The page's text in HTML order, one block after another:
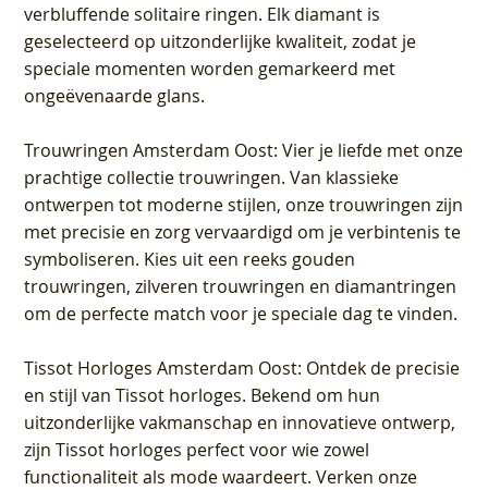
verbluffende solitaire ringen. Elk diamant is
geselecteerd op uitzonderlijke kwaliteit, zodat je
speciale momenten worden gemarkeerd met
ongeëvenaarde glans.
Trouwringen Amsterdam Oost: Vier je liefde met onze
prachtige collectie trouwringen. Van klassieke
ontwerpen tot moderne stijlen, onze trouwringen zijn
met precisie en zorg vervaardigd om je verbintenis te
symboliseren. Kies uit een reeks gouden
trouwringen, zilveren trouwringen en diamantringen
om de perfecte match voor je speciale dag te vinden.
Tissot Horloges Amsterdam Oost: Ontdek de precisie
en stijl van Tissot horloges. Bekend om hun
uitzonderlijke vakmanschap en innovatieve ontwerp,
zijn Tissot horloges perfect voor wie zowel
functionaliteit als mode waardeert. Verken onze